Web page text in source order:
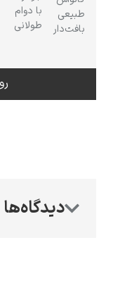
بافت‌دار
با دوام
طولانی
تاریخ
روش